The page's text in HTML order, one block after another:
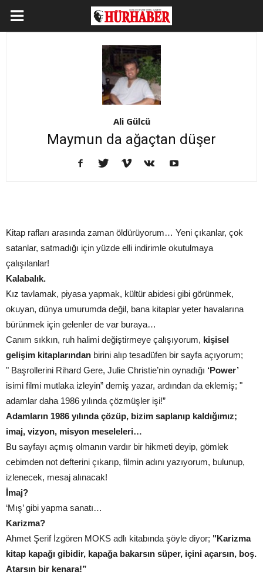
Ali Gülcü
Maymun da ağaçtan düşer
Kitap rafları arasında zaman öldürüyorum… Yeni çıkanlar, çok
satanlar, satmadığı için yüzde elli indirimle okutulmaya
çalışılanlar!
Kalabalık.
Kız tavlamak, piyasa yapmak, kültür abidesi gibi görünmek,
okuyan, dünya umurumda değil, bana kitaplar yeter havalarına
bürünmek için gelenler de var buraya…
Canım sıkkın, ruh halimi değiştirmeye çalışıyorum, kişisel
gelişim kitaplarından birini alıp tesadüfen bir sayfa açıyorum;
" Başrollerini Rihard Gere, Julie Christie’nin oynadığı ‘Power’
isimi filmi mutlaka izleyin” demiş yazar, ardından da eklemiş; "
adamlar daha 1986 yılında çözmüşler işi!”
Adamların 1986 yılında çözüp, bizim saplanıp kaldığımız;
imaj, vizyon, misyon meseleleri…
Bu sayfayı açmış olmanın vardır bir hikmeti deyip, gömlek
cebimden not defterini çıkarıp, filmin adını yazıyorum, bulunup,
izlenecek, mesaj alınacak!
İmaj?
‘Mış’ gibi yapma sanatı…
Karizma?
Ahmet Şerif İzgören MOKS adlı kitabında şöyle diyor; "Karizma
kitap kapağı gibidir, kapağa bakarsın süper, içini açarsın, boş.
Atarsın bir kenara!”